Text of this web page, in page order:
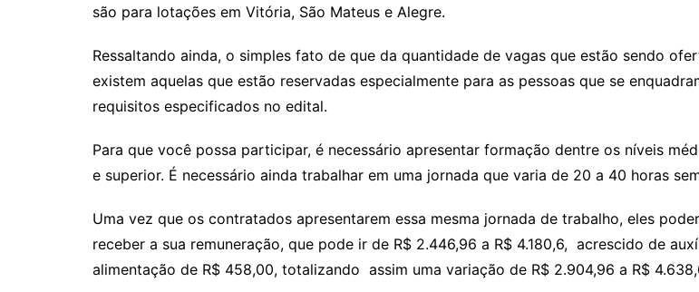
são para lotações em Vitória, São Mateus e Alegre.
Ressaltando ainda, o simples fato de que da quantidade de vagas que estão sendo
existem aquelas que estão reservadas especialmente para as pessoas que se
requisitos especificados no edital.
Para que você possa participar, é necessário apresentar formação dentre os níveis
e superior. É necessário ainda trabalhar em uma jornada que varia de 20 a 40 horas
Uma vez que os contratados apresentarem essa mesma jornada de trabalho, eles
receber a sua remuneração, que pode ir de R$ 2.446,96 a R$ 4.180,6, acrescido de
alimentação de R$ 458,00, totalizando assim uma variação de R$ 2.904,96 a R$